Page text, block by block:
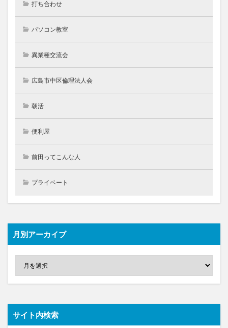
打ち合わせ
パソコン教室
異業種交流会
広島市中区倫理法人会
朝活
便利屋
前田ってこんな人
プライベート
月別アーカイブ
サイト内検索